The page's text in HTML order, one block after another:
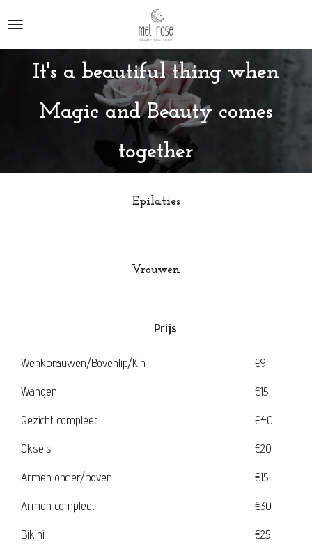
direct
naar
It's a beautiful thing when
Magic and Beauty comes
together
Epilaties
Vrouwen
Prijs
Wenkbrauwen/Bovenlip/Kin
€9
Wangen
€15
Gezicht compleet
€40
Oksels
€20
Armen onder/boven
€15
Armen compleet
€30
Bikini
€25